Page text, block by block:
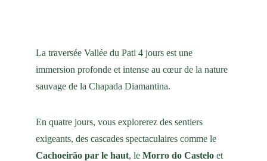
La traversée Vallée du Pati 4 jours est une
immersion profonde et intense au cœur de la nature
sauvage de la Chapada Diamantina.
En quatre jours, vous explorerez des sentiers
exigeants, des cascades spectaculaires comme le
Cachoeirão par le haut, le Morro do Castelo et